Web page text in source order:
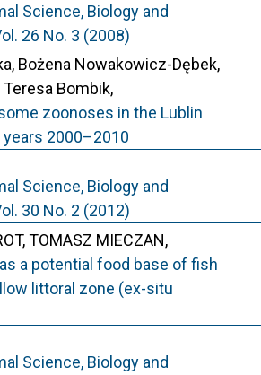
Science, Biology and
26 No. 3 (2008)
Bożena Nowakowicz-Dębek,
Bombik,
zoonoses in the Lublin
2000–2010
Science, Biology and
30 No. 2 (2012)
TOMASZ MIECZAN,
a potential food base of fish
littoral zone (ex-situ
Science, Biology and